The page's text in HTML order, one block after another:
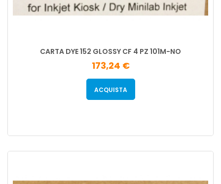
CARTA DYE 152 GLOSSY CF 4 PZ 101M-NO
173,24 €
ACQUISTA